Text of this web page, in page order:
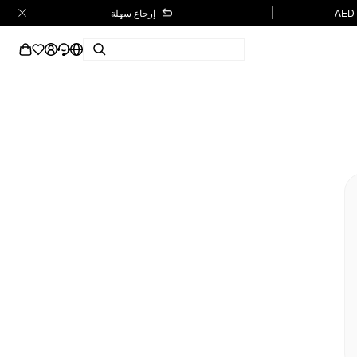
إرجاع سهلة